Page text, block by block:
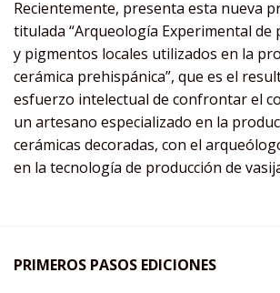
Recientemente, presenta esta nueva
titulada “Arqueología Experimental de
y pigmentos locales utilizados en la
cerámica prehispánica”, que es el
esfuerzo intelectual de confrontar el
un artesano especializado en la
cerámicas decoradas, con el
en la tecnología de producción de
PRIMEROS PASOS EDICIONES